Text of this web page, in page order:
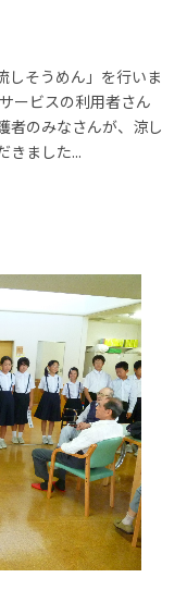
しそうめん」を行いま
ービスの利用者さん
者のみなさんが、涼し
きました...